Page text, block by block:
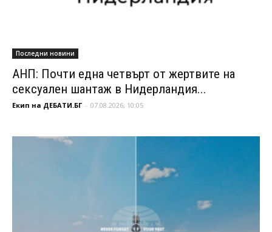
Последни новини
АНП: Почти една четвърт от жертвите на
сексуален шантаж в Нидерландия...
Екип на ДЕБАТИ.БГ - 07.08.2026, 10:05